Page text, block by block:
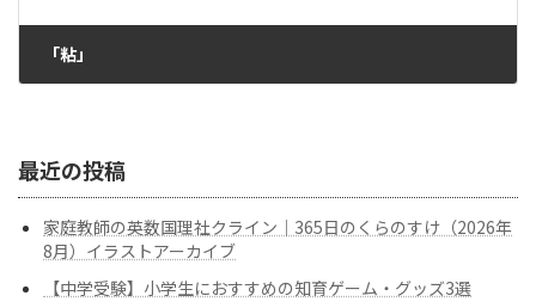
「粘」
最近の投稿
家庭教師の英数国理社クライン｜365日のくらのすけ（2026年
8月）イラストアーカイブ
【中学受験】小学生におすすめの知育ゲーム・グッズ3選